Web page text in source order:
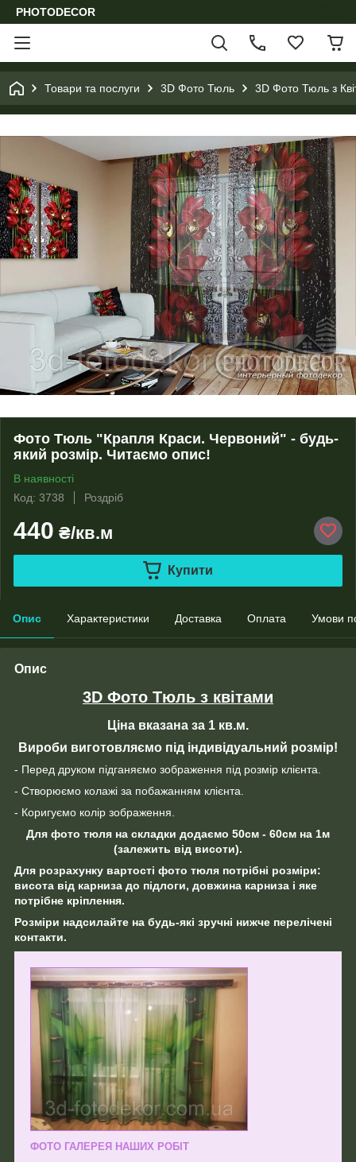
PHOTODECOR
Товари та послуги 3D Фото Тюль 3D Фото Тюль з
Фото Тюль "Крапля Краси. Червоний" - будь-
який розмір. Читаємо опис!
В наявності
Код: 3738
Роздріб
440 ₴/кв.м
Купити
Опис Характеристики Доставка Оплата Умови
Опис
3D Фото Тюль з квітами
Ціна вказана за 1 кв.м.
Вироби виготовляємо під індивідуальний розмір!
- Перед друком підганяємо зображення під розмір клієнта.
- Створюємо колажі за побажанням клієнта.
- Коригуємо колір зображення.
Для фото тюля на складки додаємо 50см - 60см на 1м
(залежить від висоти).
Для розрахунку вартості фото тюля потрібні розміри:
висота від карниза до підлоги, довжина карниза і яке
потрібне кріплення.
Розміри надсилайте на будь-які зручні нижче перелічені
контакти.
ФОТО ГАЛЕРЕЯ НАШИХ РОБІТ